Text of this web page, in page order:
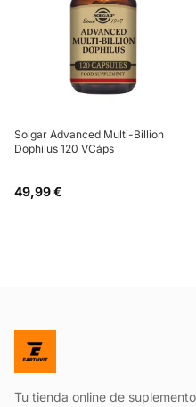
Solgar Advanced Multi-Billion
Dophilus 120 VCáps
49,99 €
Tu tienda online de